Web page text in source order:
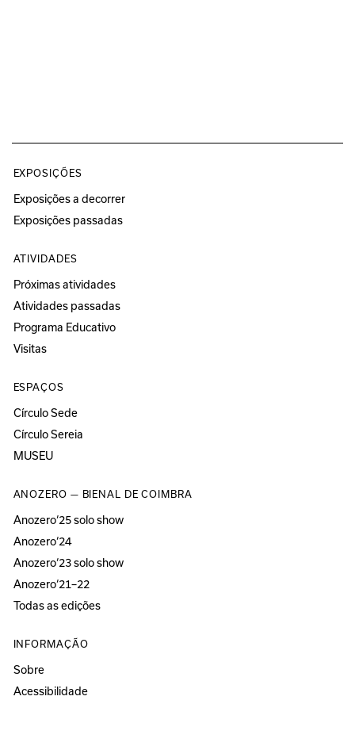
EXPOSIÇÕES
Exposições a decorrer
Exposições passadas
ATIVIDADES
Próximas atividades
Atividades passadas
Programa Educativo
Visitas
ESPAÇOS
Círculo Sede
Círculo Sereia
MUSEU
ANOZERO — BIENAL DE COIMBRA
Anozero‘25 solo show
Anozero‘24
Anozero‘23 solo show
Anozero‘21–22
Todas as edições
INFORMAÇÃO
Sobre
Acessibilidade